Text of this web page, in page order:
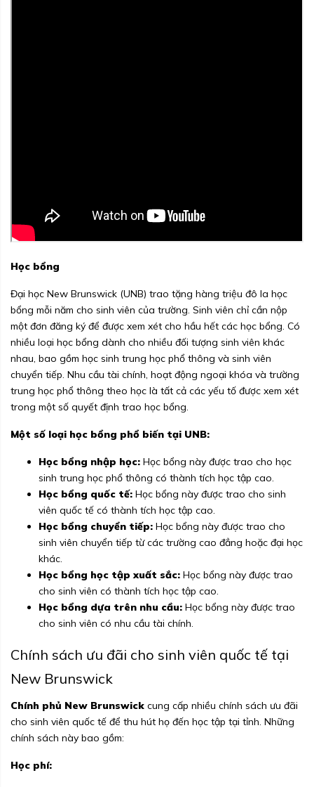
Học bổng
Đại học New Brunswick (UNB) trao tặng hàng triệu đô la học
bổng mỗi năm cho sinh viên của trường. Sinh viên chỉ cần nộp
một đơn đăng ký để được xem xét cho hầu hết các học bổng. Có
nhiều loại học bổng dành cho nhiều đối tượng sinh viên khác
nhau, bao gồm học sinh trung học phổ thông và sinh viên
chuyển tiếp. Nhu cầu tài chính, hoạt động ngoại khóa và trường
trung học phổ thông theo học là tất cả các yếu tố được xem xét
trong một số quyết định trao học bổng.
Một số loại học bổng phổ biến tại UNB:
Học bổng nhập học: Học bổng này được trao cho học
sinh trung học phổ thông có thành tích học tập cao.
Học bổng quốc tế: Học bổng này được trao cho sinh
viên quốc tế có thành tích học tập cao.
Học bổng chuyển tiếp: Học bổng này được trao cho
sinh viên chuyển tiếp từ các trường cao đẳng hoặc đại học
khác.
Học bổng học tập xuất sắc: Học bổng này được trao
cho sinh viên có thành tích học tập cao.
Học bổng dựa trên nhu cầu: Học bổng này được trao
cho sinh viên có nhu cầu tài chính.
Chính sách ưu đãi cho sinh viên quốc tế tại
New Brunswick
Chính phủ New Brunswick cung cấp nhiều chính sách ưu đãi
cho sinh viên quốc tế để thu hút họ đến học tập tại tỉnh. Những
chính sách này bao gồm:
Học phí: